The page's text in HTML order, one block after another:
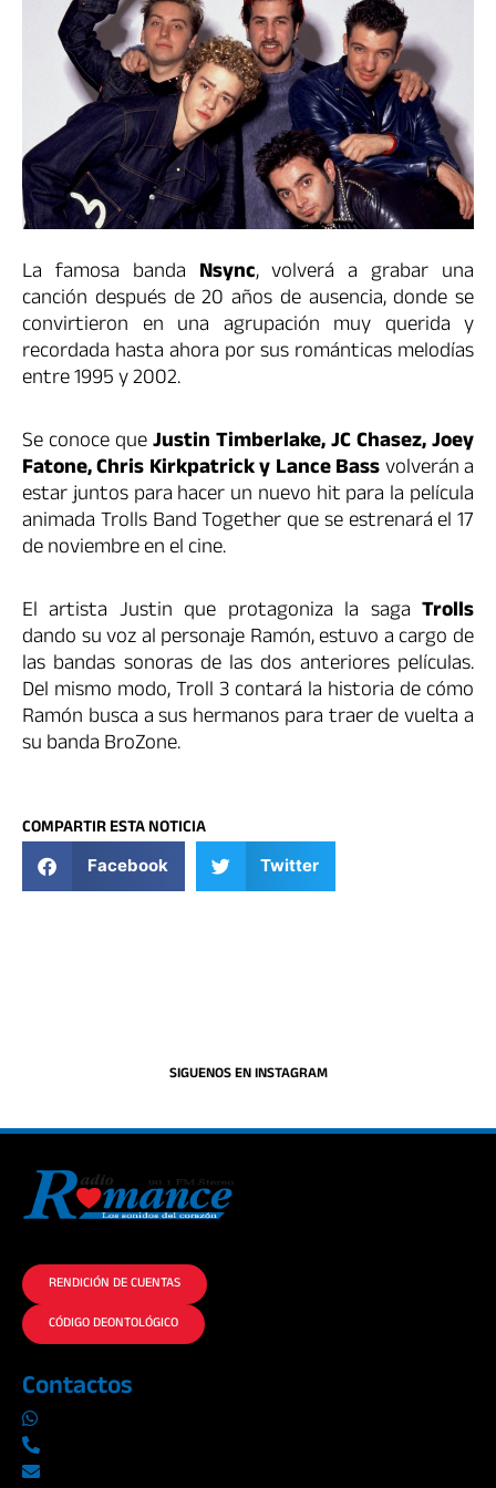
La famosa banda Nsync, volverá a grabar una
canción después de 20 años de ausencia, donde se
convirtieron en una agrupación muy querida y
recordada hasta ahora por sus románticas melodías
entre 1995 y 2002.
Se conoce queJustin Timberlake, JC Chasez, Joey
Fatone, Chris Kirkpatrick y Lance Bassvolverán a
estar juntos para hacer un nuevo hit para la película
animada Trolls Band Together que se estrenará el 17
de noviembre en el cine.
El artista Justin que protagoniza la saga Trolls
dando su voz al personaje Ramón, estuvo a cargo de
las bandas sonoras de las dos anteriores películas.
Del mismo modo, Troll 3 contará la historia de cómo
Ramón busca a sus hermanos para traer de vuelta a
su banda BroZone.
COMPARTIR ESTA NOTICIA
Facebook Twitter
SIGUENOS EN INSTAGRAM
RENDICIÓN DE CUENTAS
CÓDIGO DEONTOLÓGICO
Contactos